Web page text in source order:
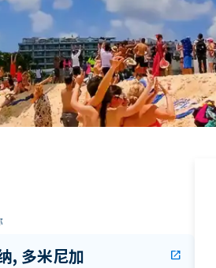
, 多米尼加 open_in_new